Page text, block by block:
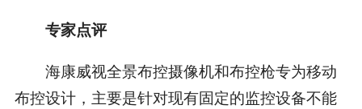
专家点评
海康威视全景布控摄像机和布控枪专为移动
布控设计，主要是针对现有固定的监控设备不能